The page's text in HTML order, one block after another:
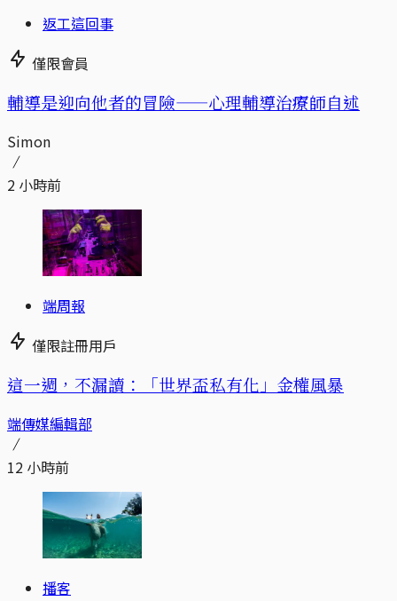
返工這回事
僅限會員
輔導是迎向他者的冒險——心理輔導治療師自述
Simon
2 小時前
端周報
僅限註冊用戶
這一週，不漏讀：「世界盃私有化」金權風暴
端傳媒編輯部
12 小時前
播客